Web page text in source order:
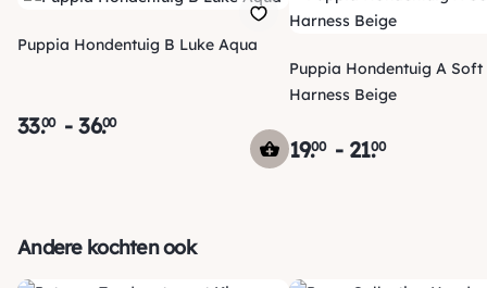
Je ontvangt een track & trace code van ons zodat je je
pakketje kan volgen. Voor orders tot € 15.00 zijn de
Puppia Hondentuig B Luke Aqua
33.00 -36.00
Puppia Hondentuig A Soft
Harness Beige
19.00 - 21.00
Andere kochten ook